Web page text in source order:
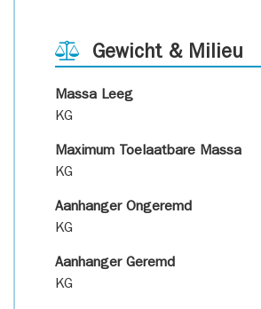
Gewicht & Milieu
Massa Leeg
KG
Maximum Toelaatbare Massa
KG
Aanhanger Ongeremd
KG
Aanhanger Geremd
KG